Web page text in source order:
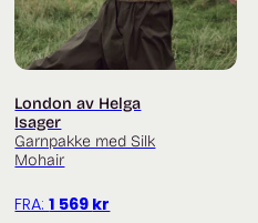
London av Helga
Isager
Garnpakke med Silk
Mohair
FRA:1 569 kr